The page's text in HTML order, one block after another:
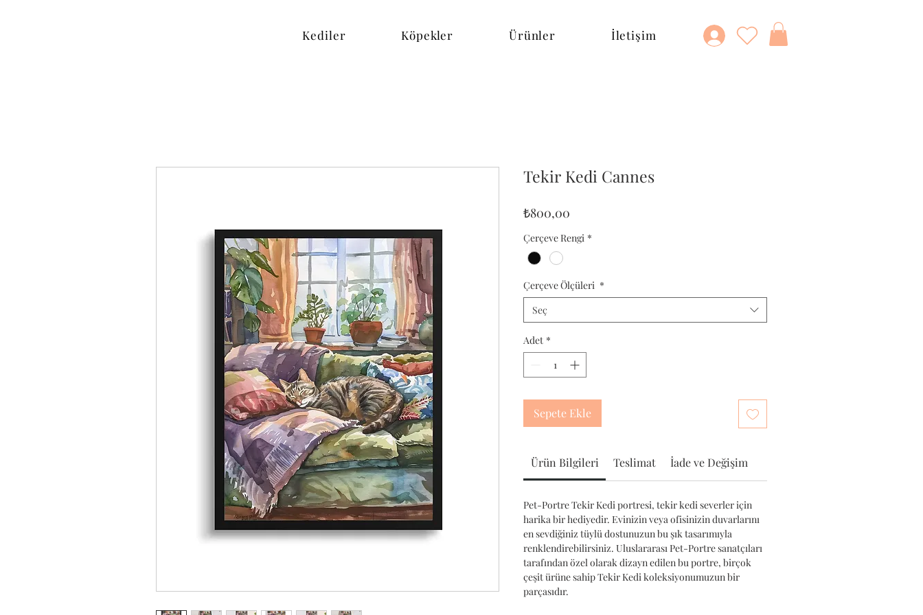
Kediler Köpekler Ürünler İletişim
Tekir Kedi Cannes
₺800,00
Çerçeve Rengi *
Çerçeve Ölçüleri *
Seç
Adet *
Sepete Ekle
Ürün Bilgileri Teslimat İade ve Değişim
Pet-Portre Tekir Kedi portresi, tekir kedi severler için
harika bir hediyedir. Evinizin veya ofisinizin duvarlarını
en sevdiğiniz tüylü dostunuzun bu şık tasarımıyla
renklendirebilirsiniz. Uluslararası Pet-Portre sanatçıları
tarafından özel olarak dizayn edilen bu portre, birçok
çeşit ürüne sahip Tekir Kedi koleksiyonumuzun bir
parçasıdır.